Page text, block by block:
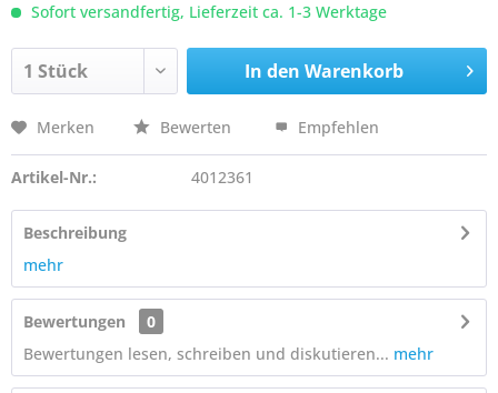
Sofort versandfertig, Lieferzeit ca. 1-3 Werktage
In den Warenkorb
Merken Bewerten Empfehlen
Artikel-Nr.: 4012361
Beschreibung
mehr
Bewertungen
0
Bewertungen lesen, schreiben und diskutieren... mehr